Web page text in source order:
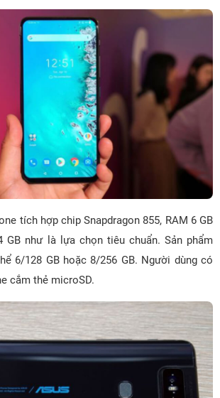
tích hợp chip Snapdragon 855, RAM 6 GB
GB như là lựa chọn tiêu chuẩn. Sản phẩm
6/128 GB hoặc 8/256 GB. Người dùng có
cắm thẻ microSD.